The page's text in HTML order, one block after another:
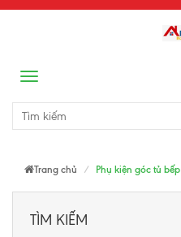
Menu
Trang chủ Phụ kiện góc tủ bếp
TÌM KIẾM